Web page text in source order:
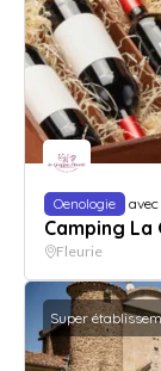
Oenologie avec
Camping La
Fleurie
Super